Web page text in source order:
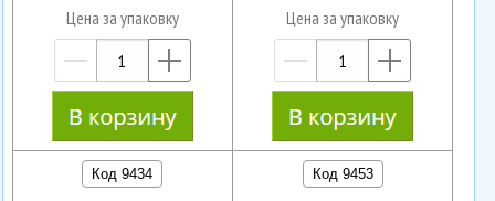
Цена за упаковку
—
Цена за упаковку
—
Код 9434 Код 9453